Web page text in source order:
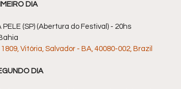
DIA
PELE (SP) (Abertura do Festival) - 20hs
Vitória, Salvador - BA, 40080-002, Brazil
DIA